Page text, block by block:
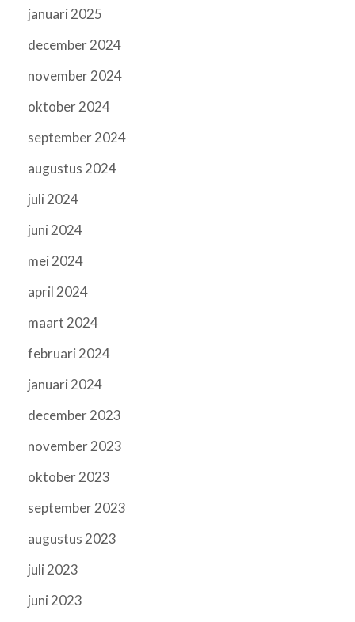
januari 2025
december 2024
november 2024
oktober 2024
september 2024
augustus 2024
juli 2024
juni 2024
mei 2024
april 2024
maart 2024
februari 2024
januari 2024
december 2023
november 2023
oktober 2023
september 2023
augustus 2023
juli 2023
juni 2023